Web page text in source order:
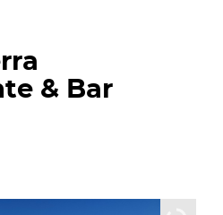
& Bar